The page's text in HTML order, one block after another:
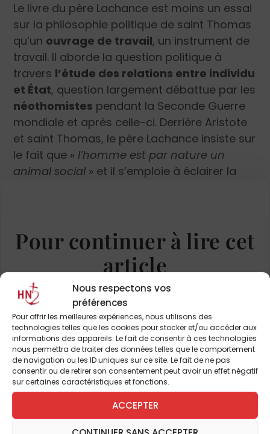
Nous respectons vos
préférences
Pour offrir les meilleures expériences, nous utilisons des
technologies telles que les cookies pour stocker et/ou accéder aux
informations des appareils. Le fait de consentir à ces technologies
nous permettra de traiter des données telles que le comportement
de navigation ou les ID uniques sur ce site. Le fait de ne pas
consentir ou de retirer son consentement peut avoir un effet négatif
sur certaines caractéristiques et fonctions.
ACCEPTER
Le livre du père Lachance est moins un essai
sur la philosophie politique de saint Thomas
qu’un ouvrage de travail, un instrument de
travail. Il aborde la question politique à
travers l’étude des relations entre individu
et État, question largement débattue par les
néothomistes pendant la Seconde Guerre
mondiale et après celle-ci. Derrière Aristote
et saint Thomas, le père Lachance insiste sur
le fait que « l’homme est par nature un
animal social » et il s’emploie à éclairer la
affirmation de départ : «la société politique
n’est-elle pas, écrit-il,sur le plan naturel, la
seule qui soit capable de réaliser, avec une
certaine plénitude,les fins de la nature
humaine
?» C’est dans ce sens qu’il qualifie
« d’humanisme » la pensée politique de
l’Aquinate, dans la mesure où celle-ci prend
en compte intégralement les exigences de la
nature humaine. D’une écriture très
condensée, exigeant une lecture de bout en
bout pour percevoir dans ses pleins effets le
développement du discours, cet ouvrage
Pour continuer à lire cet
article
et de nombreux autres
ABONNEZ-VOUS DÈS À
PRÉSENT
JE M'ABONNE